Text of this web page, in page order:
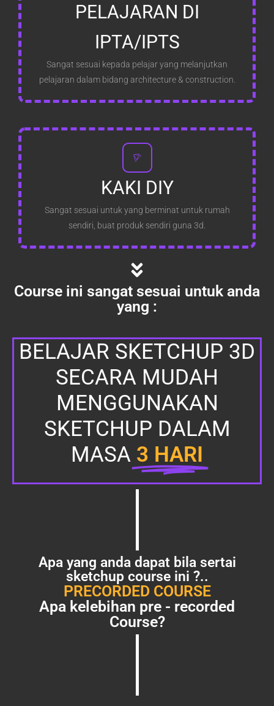
PELAJARAN DI
IPTA/IPTS
Sangat sesuai kepada pelajar yang melanjutkan
pelajaran dalam bidang architecture & construction.
KAKI DIY
Sangat sesuai untuk yang berminat untuk rumah
sendiri, buat produk sendiri guna 3d.
Course ini sangat sesuai untuk anda
yang :
BELAJAR SKETCHUP 3D
SECARA MUDAH
MENGGUNAKAN
SKETCHUP DALAM
MASA 3 HARI
Apa yang anda dapat bila sertai
sketchup course ini ?..
PRECORDED COURSE
Apa kelebihan pre - recorded
Course?